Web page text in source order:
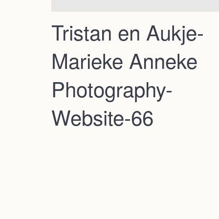
Tristan en Aukje-
Marieke Anneke
Photography-
Website-66